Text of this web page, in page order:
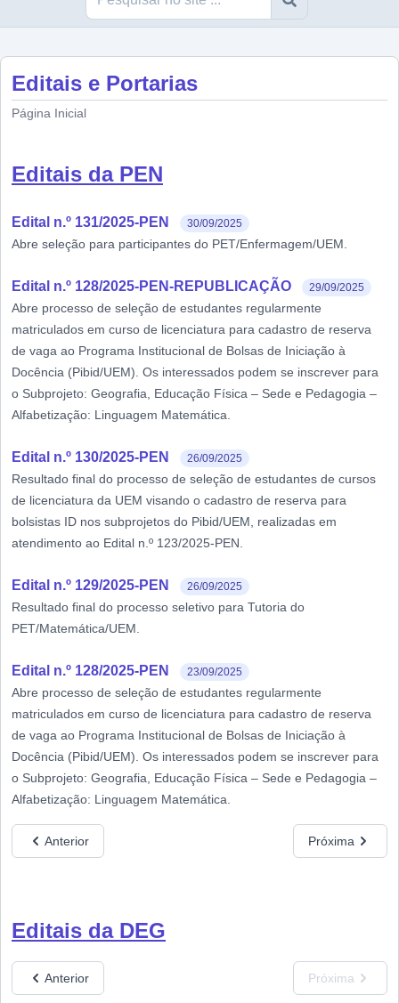
Editais e Portarias
Página Inicial
Editais da PEN
Edital n.º 131/2025-PEN 30/09/2025
Abre seleção para participantes do PET/Enfermagem/UEM.
Edital n.º 128/2025-PEN-REPUBLICAÇÃO 29/09/2025
Abre processo de seleção de estudantes regularmente
matriculados em curso de licenciatura para cadastro de reserva
de vaga ao Programa Institucional de Bolsas de Iniciação à
Docência (Pibid/UEM). Os interessados podem se inscrever para
o Subprojeto: Geografia, Educação Física – Sede e Pedagogia –
Alfabetização: Linguagem Matemática.
Edital n.º 130/2025-PEN 26/09/2025
Resultado final do processo de seleção de estudantes de cursos
de licenciatura da UEM visando o cadastro de reserva para
bolsistas ID nos subprojetos do Pibid/UEM, realizadas em
atendimento ao Edital n.º 123/2025-PEN.
Edital n.º 129/2025-PEN 26/09/2025
Resultado final do processo seletivo para Tutoria do
PET/Matemática/UEM.
Edital n.º 128/2025-PEN 23/09/2025
Abre processo de seleção de estudantes regularmente
matriculados em curso de licenciatura para cadastro de reserva
de vaga ao Programa Institucional de Bolsas de Iniciação à
Docência (Pibid/UEM). Os interessados podem se inscrever para
o Subprojeto: Geografia, Educação Física – Sede e Pedagogia –
Alfabetização: Linguagem Matemática.
Anterior Próxima
Editais da DEG
Anterior Próxima